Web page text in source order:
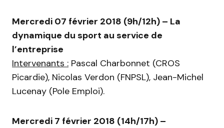
Mercredi 07 février 2018 (9h/12h) – La
dynamique du sport au service de
l’entreprise
Intervenants : Pascal Charbonnet (CROS
Picardie), Nicolas Verdon (FNPSL), Jean-Michel
Lucenay (Pole Emploi).
Mercredi 7 février 2018 (14h/17h) –